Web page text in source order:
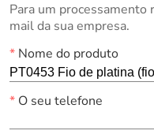
Para um
mail da sua empresa.
*Nome do produto
*O seu telefone